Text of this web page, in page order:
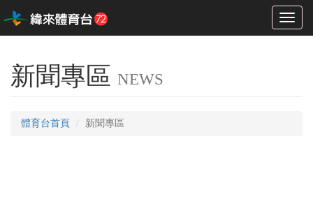
Toggle
新聞專區 NEWS
體育台首頁 新聞專區